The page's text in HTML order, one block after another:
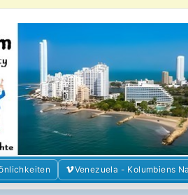
und Gemeinschaft im Kolumbienforum
Venezuela - Kolumbiens